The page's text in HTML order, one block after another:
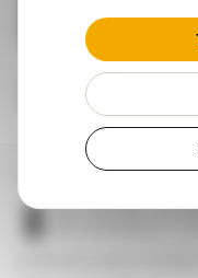
Des formations
Avantages sociaux
rémunération fixe, ...)
Les échanges, le partage
de vous épanouir à l'Apef.
Type d'emploi : Temps partiel,
Aide À Domicile : 1 an